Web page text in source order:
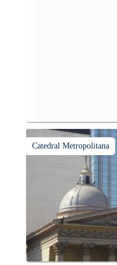
Catedral Metropolitana